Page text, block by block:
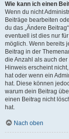
Wie kann ich einen
Wenn du nicht
Beiträge bearbeiten
du das „Ändere
eventuell ist dies nur
möglich. Wenn bereits
Beitrag in der
die Anzahl als auch
Hinweis erscheint
hat oder wenn ein
hat. Diese können
warum dein Beitrag
einen Beitrag nicht
hat.
Nach oben